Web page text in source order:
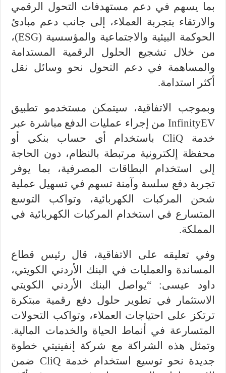
بما يسهم في دعم مستهدفات التحول الرقمي
والارتقاء بتجربة العملاء، إلى جانب دعم مبادئ
الحوكمة البيئية والاجتماعية والمؤسسية (ESG)،
من خلال تشجيع الحلول الرقمية المستدامة
والمساهمة في دعم التحول نحو وسائل نقل
أكثر استدامة.
وبموجب الاتفاقية، سيتمكن مستخدمو تطبيق
InfinityEV من إجراء عمليات الدفع مباشرة عبر
خدمة CliQ باستخدام أي حساب بنكي أو
محفظة إلكترونية مرتبطة بالنظام، دون الحاجة
إلى استخدام البطاقات المصرفية، بما يوفر
تجربة دفع سلسة وآمنة تسهم في تسهيل عملية
شحن المركبات الكهربائية، وتواكب التوسع
المتسارع في استخدام المركبات الكهربائية في
المملكة.
وفي تعليقه على الاتفاقية، قال رئيس قطاع
المساندة والعمليات في البنك الأردني الكويتي،
داود عيسى: “يواصل البنك الأردني الكويتي
الاستثمار في تطوير حلول دفع رقمية مبتكرة
ترتكز على احتياجات العملاء، وتواكب التحولات
المتسارعة في أنماط الحياة والخدمات المالية.
وتمثل هذه الشراكة مع شركة إنفينيتي خطوة
جديدة نحو توسيع استخدام خدمة CliQ ضمن